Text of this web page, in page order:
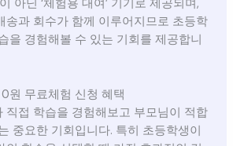
아닌 ‘체험용 대여’ 기기로 제공되며,
송과 회수가 함께 이루어지므로 초등학
을 경험해볼 수 있는 기회를 제공합니
원 무료체험 신청 혜택
직접 학습을 경험해보고 부모님이 적합
중요한 기회입니다. 특히 초등학생이